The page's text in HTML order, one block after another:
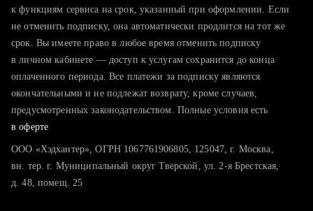
к функциям сервиса на срок, указанный при оформлении. Если
не отменить подписку, она автоматически продлится на тот же
срок. Вы имеете право в любое время отменить подписку
в личном кабинете — доступ к услугам сохранится до конца
оплаченного периода. Все платежи за подписку являются
окончательными и не подлежат возврату, кроме случаев,
предусмотренных законодательством. Полные условия есть
в оферте
ООО «Хэдхантер», ОГРН 1067761906805, 125047, г. Москва,
вн. тер. г. Муниципальный округ Тверской, ул. 2-я Брестская,
д. 48, помещ. 25